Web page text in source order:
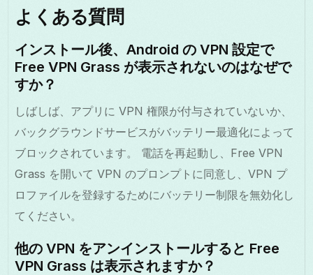
よくある質問
インストール後、Android の VPN 設定で
Free VPN Grass が表示されないのはなぜで
すか？
しばしば、アプリに VPN 権限が付与されていないか、
バックグラウンドサービスがバッテリー最適化によって
ブロックされています。 電話を再起動し、Free VPN
Grass を開いて VPN のプロンプトに同意し、VPN プ
ロファイルを登録するためにバッテリー制限を無効化し
てください。
他の VPN をアンインストールすると Free
VPN Grass は表示されますか？